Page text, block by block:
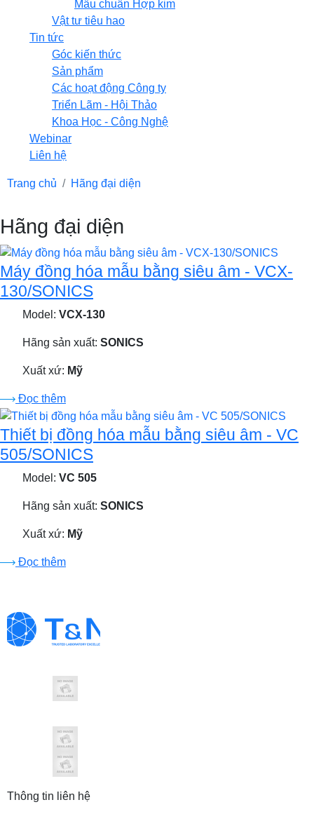
Mẫu chuẩn Hợp kim
Vật tư tiêu hao
Tin tức
Góc kiến thức
Sản phẩm
Các hoạt động Công ty
Triển Lãm - Hội Thảo
Khoa Học - Công Nghệ
Webinar
Liên hệ
Trang chủ Hãng đại diện
Hãng đại diện
Máy đồng hóa mẫu bằng siêu âm - VCX-
130/SONICS
Model: VCX-130
Hãng sản xuất: SONICS
Xuất xứ: Mỹ
Đọc thêm
Thiết bị đồng hóa mẫu bằng siêu âm - VC
505/SONICS
Model: VC 505
Hãng sản xuất: SONICS
Xuất xứ: Mỹ
Đọc thêm
Thông tin liên hệ